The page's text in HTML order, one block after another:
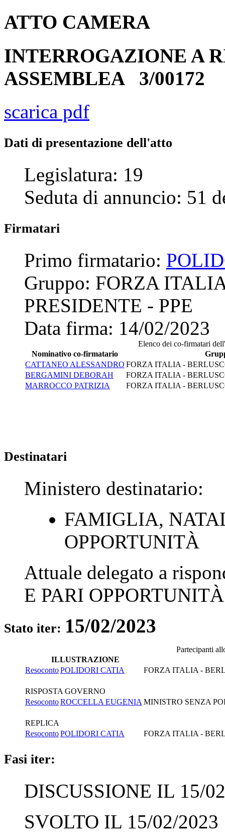
ATTO CAMERA
INTERROGAZIONE A
ASSEMBLEA 3/00172
scarica pdf
Dati di presentazione dell'atto
Legislatura: 19
Seduta di annuncio: 51
Firmatari
Primo firmatario:
Gruppo: FORZA
PRESIDENTE - PPE
Data firma: 14/02/2023
Elenco dei co-firmatari
Nominativo co-firmatario
CATTANEO ALESSANDRO FORZA ITALIA -
BERGAMINI DEBORAH
FORZA ITALIA -
MARROCCO PATRIZIA
FORZA ITALIA -
Destinatari
Ministero destinatario:
FAMIGLIA,
OPPORTUNITÀ
Attuale delegato a
E PARI OPPORTUNITÀ
Stato iter: 15/02/2023
Partecipanti
ILLUSTRAZIONE
ResocontoPOLIDORI CATIA FORZA ITALIA -
RISPOSTA GOVERNO
ResocontoROCCELLA EUGENIA MINISTRO SENZA
REPLICA
ResocontoPOLIDORI CATIA FORZA ITALIA -
Fasi iter:
DISCUSSIONE IL 15/
SVOLTO IL 15/02/2023